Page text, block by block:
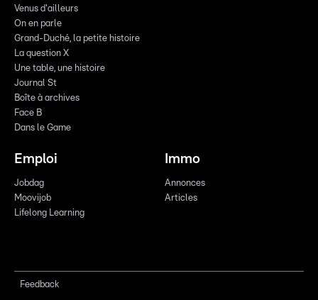
Venus d'ailleurs
On en parle
Grand-Duché, la petite histoire
La question X
Une table, une histoire
Journal St
Boîte à archives
Face B
Dans le Game
Emploi
Jobdag
Moovijob
Lifelong Learning
Immo
Annonces
Articles
Feedback